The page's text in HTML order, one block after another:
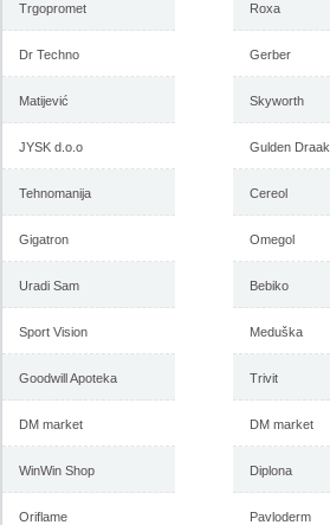
Trgopromet
Dr Techno
Matijević
JYSK d.o.o
Tehnomanija
Gigatron
Uradi Sam
Sport Vision
Goodwill Apoteka
DM market
WinWin Shop
Oriflame
Roxa
Gerber
Skyworth
Gulden Draak
Cereol
Omegol
Bebiko
Meduška
Trivit
DM market
Diplona
Pavloderm